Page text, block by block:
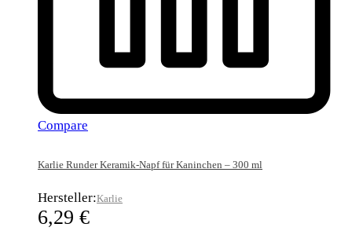
Compare
Karlie Runder Keramik-Napf für Kaninchen – 300 ml
Hersteller:Karlie
6,29 €